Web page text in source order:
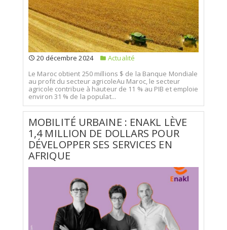
20 décembre 2024
Actualité
Le Maroc obtient 250 millions $ de la Banque Mondiale
au profit du secteur agricoleAu Maroc, le secteur
agricole contribue à hauteur de 11 % au PIB et emploie
environ 31 % de la populat...
MOBILITÉ URBAINE : ENAKL LÈVE
1,4 MILLION DE DOLLARS POUR
DÉVELOPPER SES SERVICES EN
AFRIQUE